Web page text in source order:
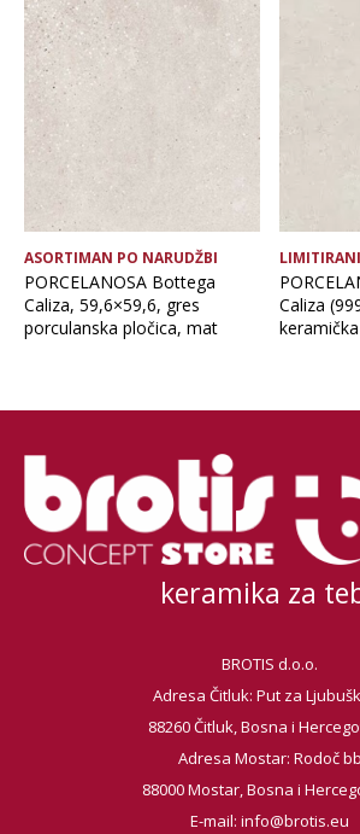
ASORTIMAN PO NARUDŽBI
PORCELANOSA Bottega
Caliza, 59,6×59,6, gres
porculanska pločica, mat
Caliza
keramika za
BROTIS d.o.o.
Adresa Čitluk: Put za
88260 Čitluk, Bosna i
Adresa Mostar: Rodoč bb
88000 Mostar, Bosna i
E-mail: info@brotis.eu